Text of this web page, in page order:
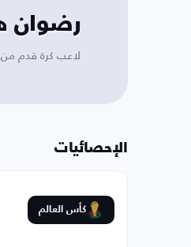
رضوان
لاعب كرة قدم من
الإحصائيات
كأس العالم